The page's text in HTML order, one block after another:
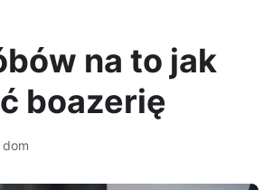
na to jak
boazerię